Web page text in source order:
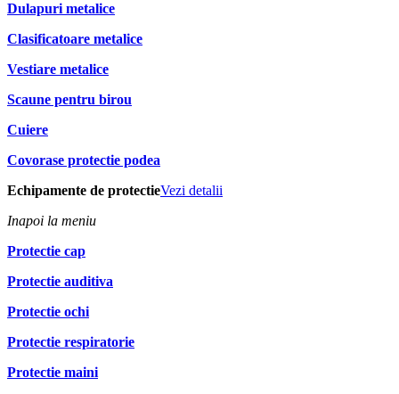
Dulapuri metalice
Clasificatoare metalice
Vestiare metalice
Scaune pentru birou
Cuiere
Covorase protectie podea
Echipamente de protectieVezi detalii
Inapoi la meniu
Protectie cap
Protectie auditiva
Protectie ochi
Protectie respiratorie
Protectie maini